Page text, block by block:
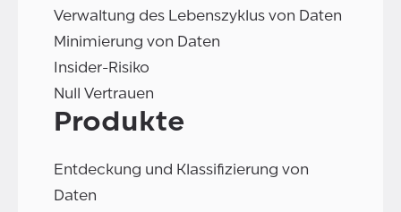
Verwaltung des Lebenszyklus von Daten
Minimierung von Daten
Insider-Risiko
Null Vertrauen
Produkte
Entdeckung und Klassifizierung von
Daten